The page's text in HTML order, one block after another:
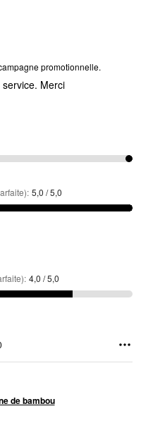
promotionnelle.
Merci
: 5,0 / 5,0
: 4,0 / 5,0
de bambou